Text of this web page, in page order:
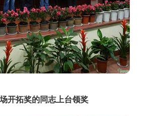
开拓奖的同志上台领奖